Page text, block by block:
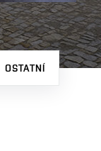
OSTATNÍ